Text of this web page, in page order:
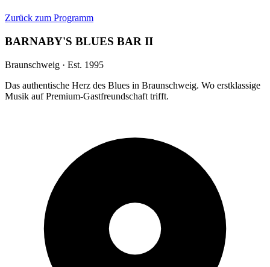
Zurück zum Programm
BARNABY'S BLUES BAR II
Braunschweig · Est. 1995
Das authentische Herz des Blues in Braunschweig. Wo erstklassige
Musik auf Premium-Gastfreundschaft trifft.